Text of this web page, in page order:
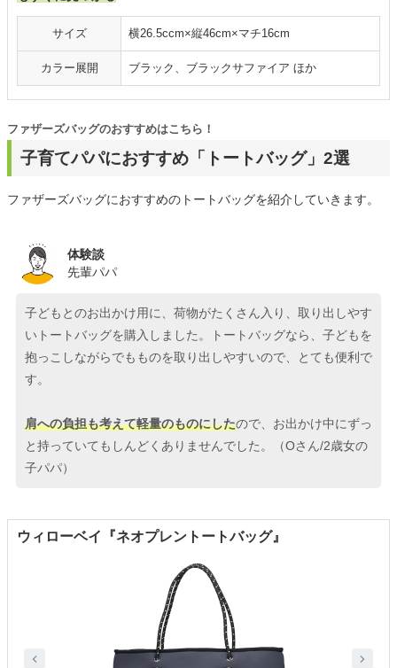
サイズ 横26.5ccm×縦46cm×マチ16cm
カラー展開 ブラック、ブラックサファイア ほか
子育てパパにおすすめ「トートバッグ」2選
ファザーズバッグのおすすめはこちら！
ファザーズバッグにおすすめのトートバッグを紹介していきます。
体験談
先輩パパ
子どもとのお出かけ用に、荷物がたくさん入り、取り出しやす
いトートバッグを購入しました。トートバッグなら、子どもを
抱っこしながらでもものを取り出しやすいので、とても便利で
す。
肩への負担も考えて軽量のものにしたので、お出かけ中にずっ
と持っていてもしんどくありませんでした。（Oさん/2歳女の
子パパ）
ウィローベイ『ネオプレントートバッグ』